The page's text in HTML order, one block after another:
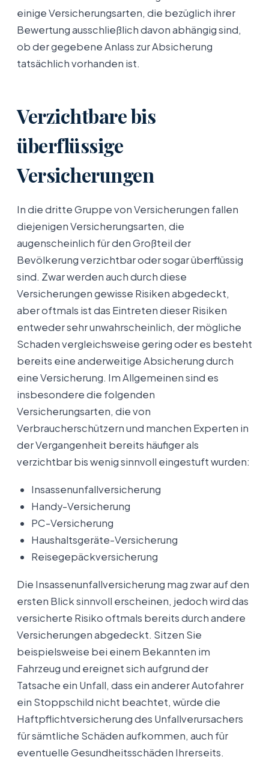
einige Versicherungsarten, die bezüglich ihrer
Bewertung ausschließlich davon abhängig sind,
ob der gegebene Anlass zur Absicherung
tatsächlich vorhanden ist.
Verzichtbare bis
überflüssige
Versicherungen
In die dritte Gruppe von Versicherungen fallen
diejenigen Versicherungsarten, die
augenscheinlich für den Großteil der
Bevölkerung verzichtbar oder sogar überflüssig
sind. Zwar werden auch durch diese
Versicherungen gewisse Risiken abgedeckt,
aber oftmals ist das Eintreten dieser Risiken
entweder sehr unwahrscheinlich, der mögliche
Schaden vergleichsweise gering oder es besteht
bereits eine anderweitige Absicherung durch
eine Versicherung. Im Allgemeinen sind es
insbesondere die folgenden
Versicherungsarten, die von
Verbraucherschützern und manchen Experten in
der Vergangenheit bereits häufiger als
verzichtbar bis wenig sinnvoll eingestuft wurden:
Insassenunfallversicherung
Handy-Versicherung
PC-Versicherung
Haushaltsgeräte-Versicherung
Reisegepäckversicherung
Die Insassenunfallversicherung mag zwar auf den
ersten Blick sinnvoll erscheinen, jedoch wird das
versicherte Risiko oftmals bereits durch andere
Versicherungen abgedeckt. Sitzen Sie
beispielsweise bei einem Bekannten im
Fahrzeug und ereignet sich aufgrund der
Tatsache ein Unfall, dass ein anderer Autofahrer
ein Stoppschild nicht beachtet, würde die
Haftpflichtversicherung des Unfallverursachers
für sämtliche Schäden aufkommen, auch für
eventuelle Gesundheitsschäden Ihrerseits.